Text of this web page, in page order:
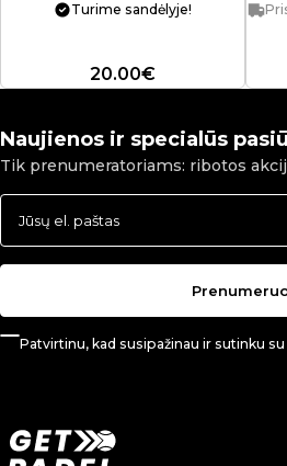
Turime sandėlyje!
20.00€
Naujienos ir specialūs
Tik prenumeratoriams: ribotos
Patvirtinu, kad susipažinau ir sutinku su